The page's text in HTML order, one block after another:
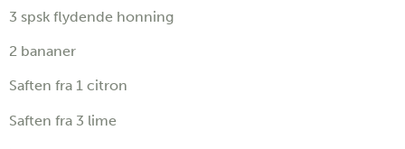
3 spsk flydende honning
2 bananer
Saften fra 1 citron
Saften fra 3 lime